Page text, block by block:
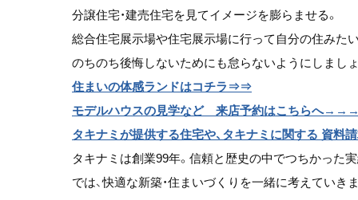
分譲住宅・建売住宅を見てイメージを膨らませる。
総合住宅展示場や住宅展示場に行って自分の住みた
のちのち後悔しないためにも怠らないようにしまし
住まいの体感ランドはコチラ⇒⇒
モデルハウスの見学など 来店予約はこちらへ
タキナミが提供する住宅や、タキナミに関する 資
タキナミは創業99年。信頼と歴史の中でつちかった
では、快適な新築・住まいづくりを一緒に考えていき